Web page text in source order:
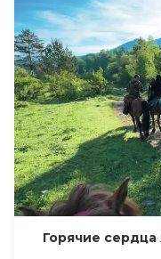
Горячие